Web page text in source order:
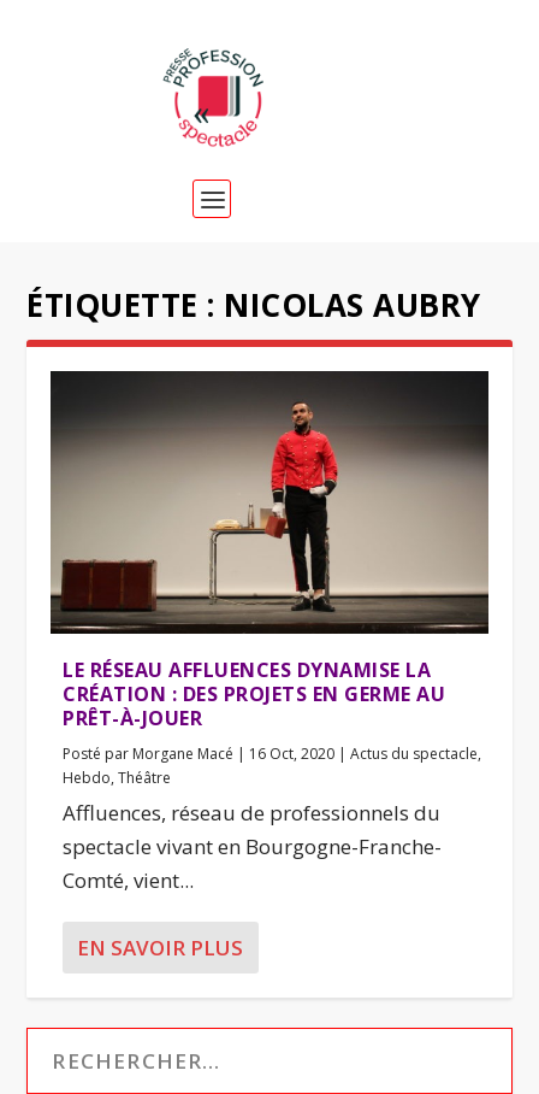
ÉTIQUETTE : NICOLAS AUBRY
LE RÉSEAU AFFLUENCES DYNAMISE LA
CRÉATION : DES PROJETS EN GERME AU
PRÊT-À-JOUER
Posté par Morgane Macé | 16 Oct, 2020 |Actus du spectacle,
Hebdo,Théâtre
Affluences, réseau de professionnels du
spectacle vivant en Bourgogne-Franche-
Comté, vient...
EN SAVOIR PLUS